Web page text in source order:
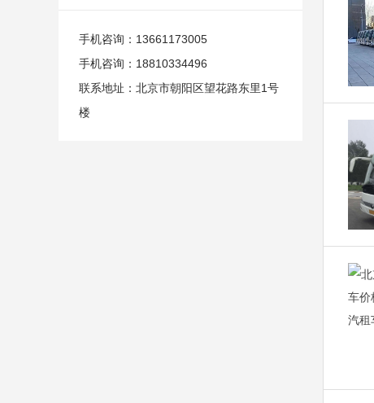
手机咨询：13661173005
手机咨询：18810334496
联系地址：北京市朝阳区望花路东里1号
楼